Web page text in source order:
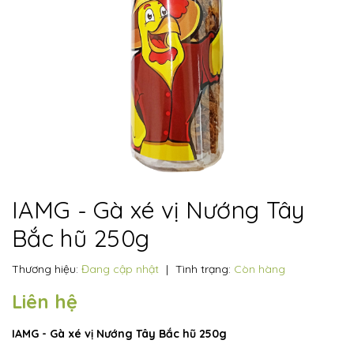
IAMG - Gà xé vị Nướng Tây
Bắc hũ 250g
Thương hiệu: Đang cập nhật | Tình trạng: Còn hàng
Liên hệ
IAMG - Gà xé vị Nướng Tây Bắc hũ 250g